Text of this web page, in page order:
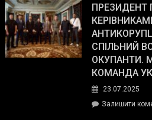
з
ПРЕЗИДЕНТ
СПІЛЬНИЙ
ОКУПАНТИ.
КОМАНДА
23.07.2025
Залишити